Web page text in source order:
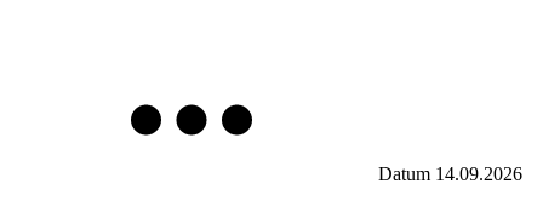
Datum 14.09.2026